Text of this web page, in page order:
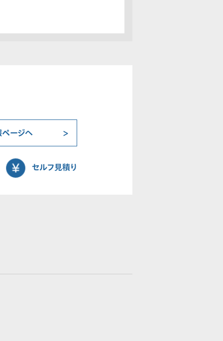
ページへ
セルフ見積り